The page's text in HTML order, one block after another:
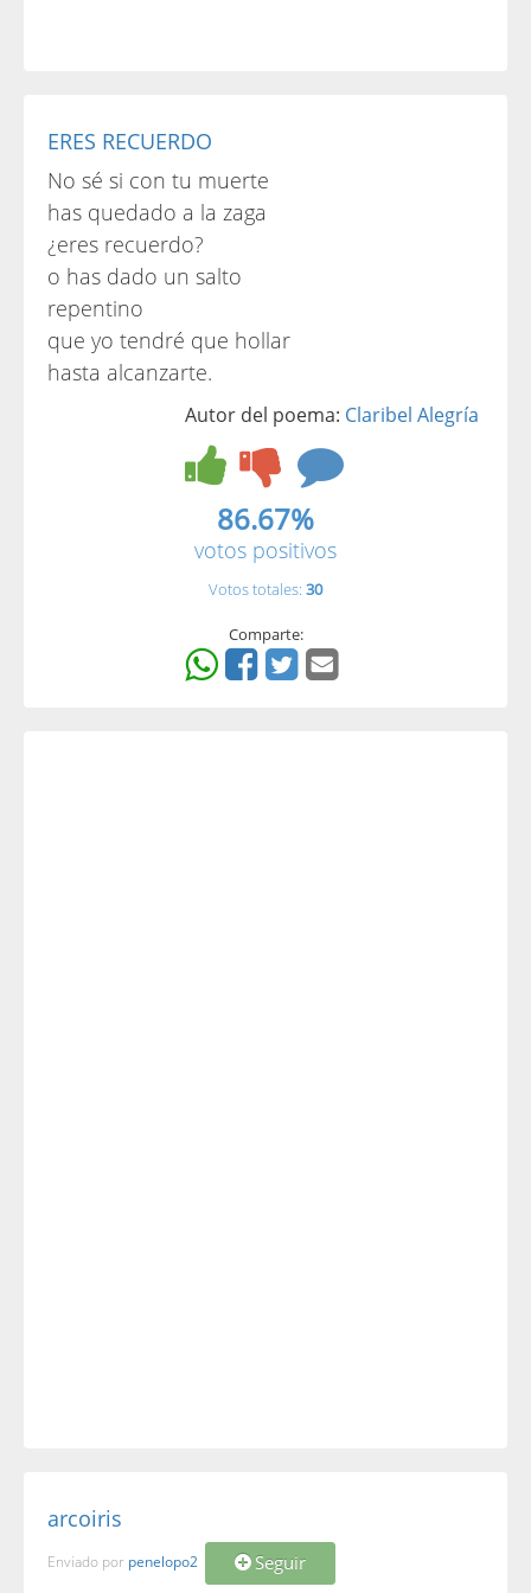
ERES RECUERDO
No sé si con tu muerte
has quedado a la zaga
¿eres recuerdo?
o has dado un salto
repentino
que yo tendré que hollar
hasta alcanzarte.
Autor del poema: Claribel Alegría
86.67%
votos positivos
Votos totales: 30
Comparte:
arcoiris
Enviado por penelopo2 Seguir